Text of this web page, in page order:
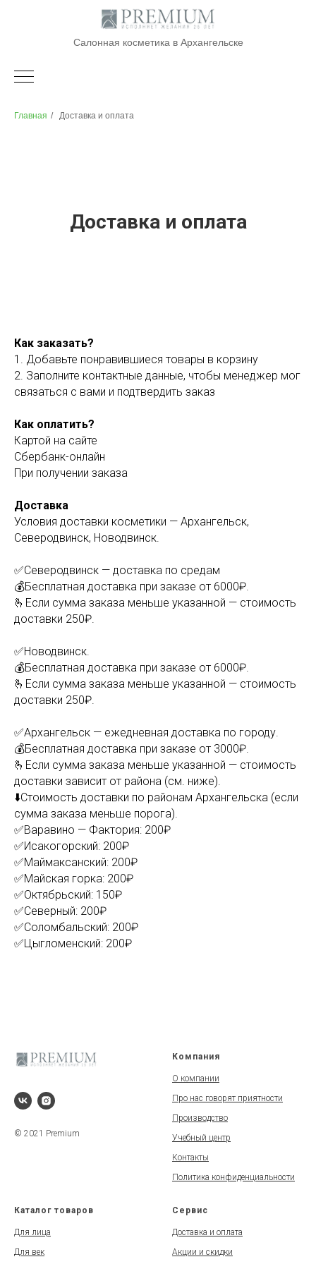
Салонная косметика в Архангельске
Главная / Доставка и оплата
Доставка и оплата
Как заказать?
1. Добавьте понравившиеся товары в корзину
2. Заполните контактные данные, чтобы менеджер мог
связаться с вами и подтвердить заказ
Как оплатить?
Картой на сайте
Сбербанк-онлайн
При получении заказа
Доставка
Условия доставки косметики — Архангельск,
Северодвинск, Новодвинск.
✅Северодвинск — доставка по средам
💰Бесплатная доставка при заказе от 6000₽.
🫰Если сумма заказа меньше указанной — стоимость
доставки 250₽.
✅Новодвинск.
💰Бесплатная доставка при заказе от 6000₽.
🫰Если сумма заказа меньше указанной — стоимость
доставки 250₽.
✅Архангельск — ежедневная доставка по городу.
💰Бесплатная доставка при заказе от 3000₽.
🫰Если сумма заказа меньше указанной — стоимость
доставки зависит от района (см. ниже).
⬇️Стоимость доставки по районам Архангельска (если
сумма заказа меньше порога).
✅Варавино — Фактория: 200₽
✅Исакогорский: 200₽
✅Маймаксанский: 200₽
✅Майская горка: 200₽
✅Октябрьский: 150₽
✅Северный: 200₽
✅Соломбальский: 200₽
✅Цыгломенский: 200₽
© 2021 Premium
Компания
О компании
Про нас говорят приятности
Производство
Учебный центр
Контакты
Политика конфиденциальности
Каталог товаров
Для лица
Для век
Сервис
Доставка и оплата
Акции и скидки